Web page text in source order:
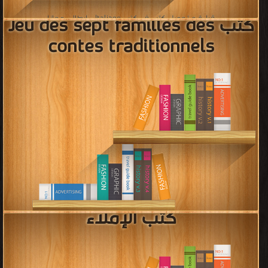
قراءة و تحميل كتب في كتب علم الاشتقاق فى اللغة العربية مجانا
[ 11 كتاب/كتب ]